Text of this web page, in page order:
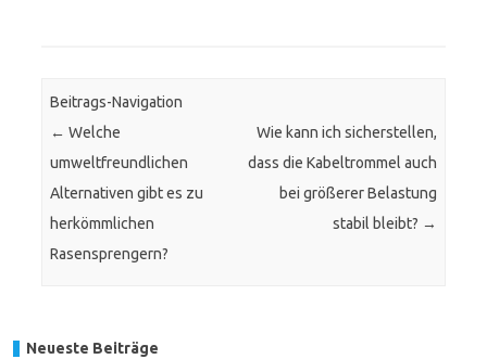
Beitrags-Navigation
← Welche
umweltfreundlichen
Alternativen gibt es zu
herkömmlichen
Rasensprengern?
Wie kann ich sicherstellen,
dass die Kabeltrommel auch
bei größerer Belastung
stabil bleibt? →
Neueste Beiträge